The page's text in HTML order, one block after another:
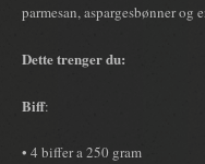
parmesan, aspargesbønner
Dette trenger du:
Biff:
• 4 biffer a 250 gram